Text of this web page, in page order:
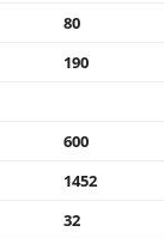
80
190
600
1452
32